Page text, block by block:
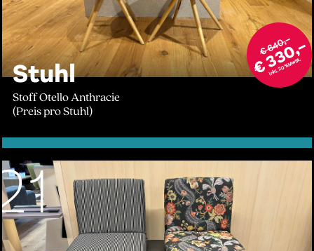
€ 640,–
€ 330,–
inkl. 20% MwSt.
Stuhl
Stoff Otello Anthracie
(Preis pro Stuhl)